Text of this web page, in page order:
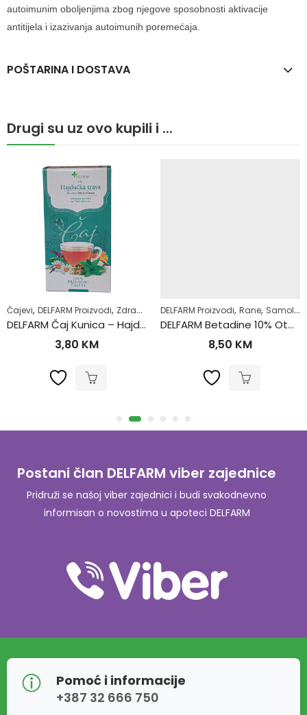
autoimunim oboljenjima zbog njegove sposobnosti aktivacije
antitijela i izazivanja autoimunih poremećaja.
POŠTARINA I DOSTAVA
Drugi su uz ovo kupili i ...
,Zdrav život,Zdravlje usne šupljine,Zubobolja
Čajevi, DELFARM Proizvodi, Zdrav život
DELFARM Čaj Kunica – Hajdučka trava 50g
3,80 KM
DELFARM Proizvodi, Rane, Samoliječenje
DELFARM Betadine 10% Otopina 100ml
8,50 KM
Postani član DELFARM viber zajednice
Pridruži se našoj viber zajednici i budi svakodnevno
informisan o novostima u apoteci DELFARM
Pomoć i informacije
+387 32 666 750